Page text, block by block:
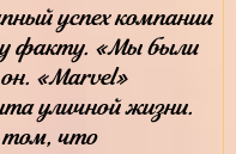
успех компании
факту. «Мы были
«Marvel»
уличной жизни.
том, что